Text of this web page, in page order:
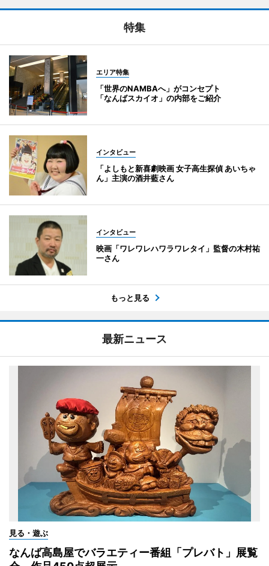
特集
エリア特集
「世界のNAMBAへ」がコンセプト
「なんばスカイオ」の内部をご紹介
インタビュー
「よしもと新喜劇映画 女子高生探偵 あいちゃ
ん」主演の酒井藍さん
インタビュー
映画「ワレワレハワラワレタイ」監督の木村祐
一さん
もっと見る
最新ニュース
見る・遊ぶ
なんば高島屋でバラエティー番組「プレバト」展覧